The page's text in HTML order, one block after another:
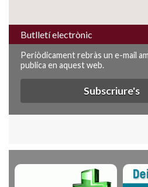
Butlletí electrònic
Periòdicament rebràs un e-mail
publica en aquest web.
Subscriure's